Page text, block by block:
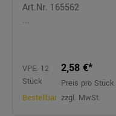
Art.Nr. 165562
...
VPE: 12
Stück
Bestellbar
2,58 €*
Preis pro Stück
zzgl. MwSt.